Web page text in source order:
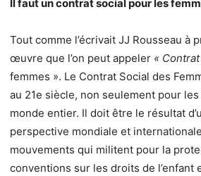
Il faut un contrat social pour les
Tout comme l’écrivait JJ Rousseau
œuvre que l’on peut appeler «
femmes ». Le Contrat Social des
au 21e siècle, non seulement pour
monde entier. Il doit être le résultat
perspective mondiale et
mouvements qui militent pour la
conventions sur les droits de